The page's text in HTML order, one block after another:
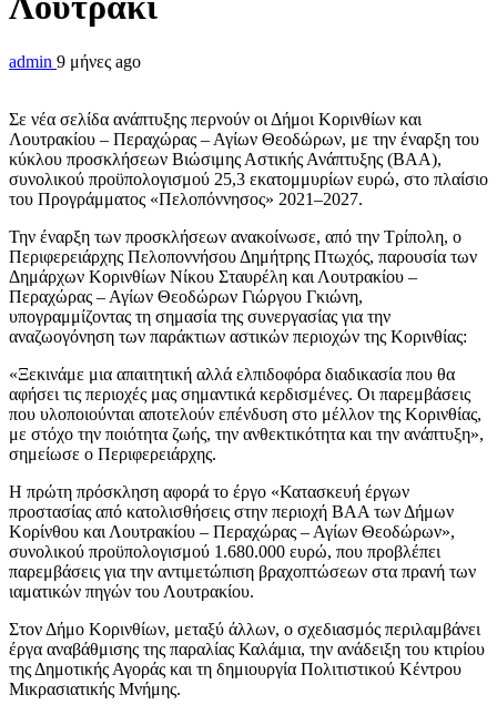
admin 9 μήνες ago
Σε νέα σελίδα ανάπτυξης περνούν οι Δήμοι Κορινθίων και
Λουτρακίου – Περαχώρας – Αγίων Θεοδώρων, με την έναρξη του
κύκλου προσκλήσεων Βιώσιμης Αστικής Ανάπτυξης (ΒΑΑ),
συνολικού προϋπολογισμού 25,3 εκατομμυρίων ευρώ, στο πλαίσιο
του Προγράμματος «Πελοπόννησος» 2021–2027.
Την έναρξη των προσκλήσεων ανακοίνωσε, από την Τρίπολη, ο
Περιφερειάρχης Πελοποννήσου Δημήτρης Πτωχός, παρουσία των
Δημάρχων Κορινθίων Νίκου Σταυρέλη και Λουτρακίου –
Περαχώρας – Αγίων Θεοδώρων Γιώργου Γκιώνη,
υπογραμμίζοντας τη σημασία της συνεργασίας για την
αναζωογόνηση των παράκτιων αστικών περιοχών της Κορινθίας:
«Ξεκινάμε μια απαιτητική αλλά ελπιδοφόρα διαδικασία που θα
αφήσει τις περιοχές μας σημαντικά κερδισμένες. Οι παρεμβάσεις
που υλοποιούνται αποτελούν επένδυση στο μέλλον της Κορινθίας,
με στόχο την ποιότητα ζωής, την ανθεκτικότητα και την ανάπτυξη»,
σημείωσε ο Περιφερειάρχης.
Η πρώτη πρόσκληση αφορά το έργο «Κατασκευή έργων
προστασίας από κατολισθήσεις στην περιοχή ΒΑΑ των Δήμων
Κορίνθου και Λουτρακίου – Περαχώρας – Αγίων Θεοδώρων»,
συνολικού προϋπολογισμού 1.680.000 ευρώ, που προβλέπει
παρεμβάσεις για την αντιμετώπιση βραχοπτώσεων στα πρανή των
ιαματικών πηγών του Λουτρακίου.
Στον Δήμο Κορινθίων, μεταξύ άλλων, ο σχεδιασμός περιλαμβάνει
έργα αναβάθμισης της παραλίας Καλάμια, την ανάδειξη του κτιρίου
της Δημοτικής Αγοράς και τη δημιουργία Πολιτιστικού Κέντρου
Μικρασιατικής Μνήμης.